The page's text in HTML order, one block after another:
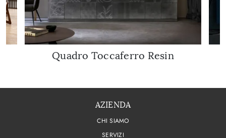
Quadro Toccaferro Resin
AZIENDA
CHI SIAMO
SERVIZI